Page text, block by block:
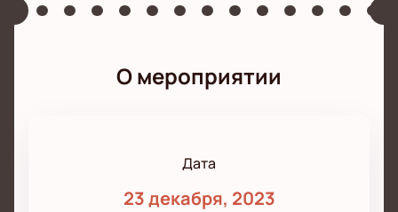
О мероприятии
Дата
23 декабря, 2023